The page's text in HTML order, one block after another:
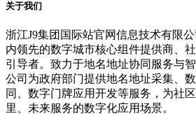
关于我们
浙江J9集团国际站官网信息技术有限
内领先的数字城市核心组件提供商、
引导者。致力于地名地址协同服务与
公司为政府部门提供地名地址采集、
同、数字门牌应用开发等服务，为社
里、未来服务的数字化应用场景。